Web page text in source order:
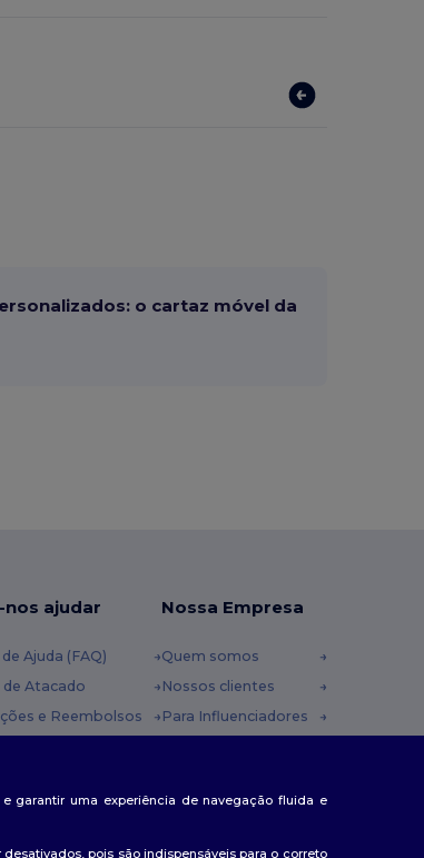
o cartaz móvel da
nos ajudar
Ajuda (FAQ)
de Atacado
e Reembolsos
Nossa Empresa
Quem somos
Nossos clientes
Para Influenciadores
Centro de Carreiras
garantir uma experiência de navegação fluida e
pois são indispensáveis para o correto